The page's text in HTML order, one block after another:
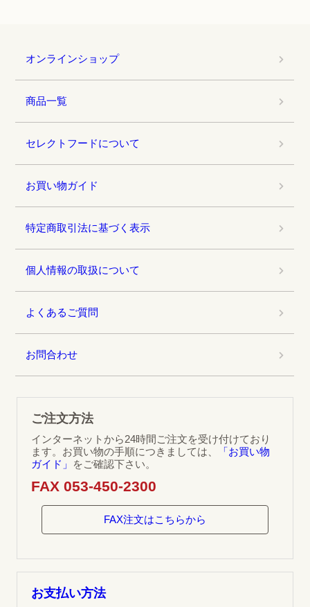
オンラインショップ
商品一覧
セレクトフードについて
お買い物ガイド
特定商取引法に基づく表示
個人情報の取扱について
よくあるご質問
お問合わせ
ご注文方法
インターネットから24時間ご注文を受け付けており
ます。お買い物の手順につきましては、
「お買い物
ガイド」
をご確認下さい。
FAX 053-450-2300
FAX注文はこちらから
お支払い方法